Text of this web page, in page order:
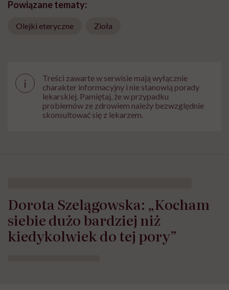
Powiązane tematy:
Olejki eteryczne Zioła
i
Treści zawarte w serwisie mają wyłącznie
charakter informacyjny i nie stanowią porady
lekarskiej. Pamiętaj, że w przypadku
problemów ze zdrowiem należy bezwzględnie
skonsultować się z lekarzem.
Dorota Szelągowska: „Kocham
siebie dużo bardziej niż
kiedykolwiek do tej pory”